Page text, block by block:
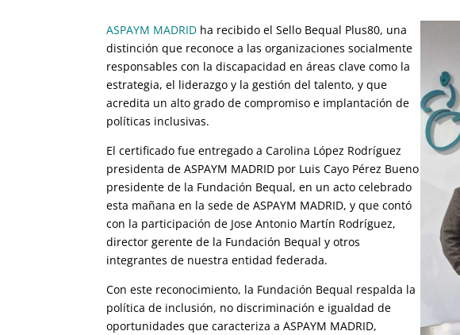
ASPAYM MADRID ha recibido el Sello Bequal Plus80, una
distinción que reconoce a las organizaciones socialmente
responsables con la discapacidad en áreas clave como la
estrategia, el liderazgo y la gestión del talento, y que
acredita un alto grado de compromiso e implantación de
políticas inclusivas.
El certificado fue entregado a Carolina López Rodríguez
presidenta de ASPAYM MADRID por Luis Cayo Pérez Bueno
presidente de la Fundación Bequal, en un acto celebrado
esta mañana en la sede de ASPAYM MADRID, y que contó
con la participación de Jose Antonio Martín Rodríguez,
director gerente de la Fundación Bequal y otros
integrantes de nuestra entidad federada.
Con este reconocimiento, la Fundación Bequal respalda la
política de inclusión, no discriminación e igualdad de
oportunidades que caracteriza a ASPAYM MADRID,